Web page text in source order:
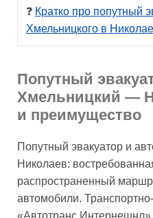
❓ Кратко про попутный
Хмельницкого в
Попутный
Хмельницкий —
и преимущество
Попутный эвакуатор и
Николаев:
распространенный
автомобили.
«Автотранс